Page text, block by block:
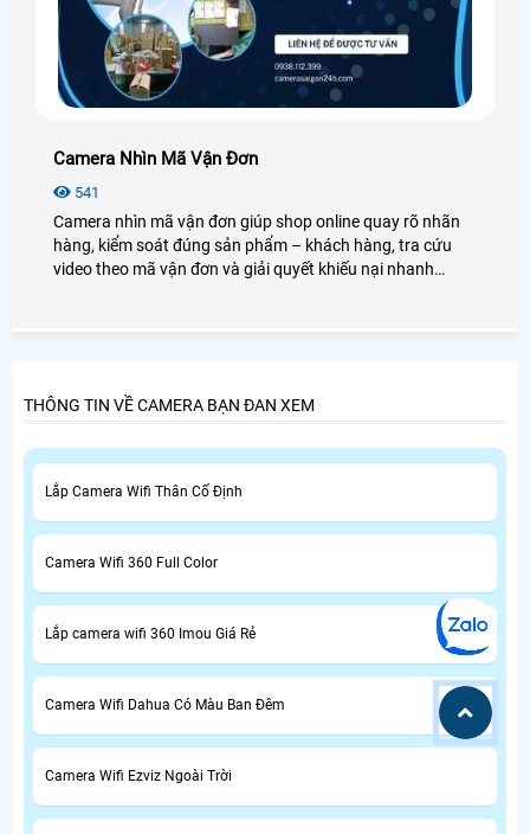
Camera Nhìn Mã Vận Đơn
541
Camera nhìn mã vận đơn giúp shop online quay rõ nhãn
hàng, kiểm soát đúng sản phẩm – khách hàng, tra cứu
video theo mã vận đơn và giải quyết khiếu nại nhanh
THÔNG TIN VỀ CAMERA BẠN ĐAN XEM
Lắp Camera Wifi Thân Cố Định
Camera Wifi 360 Full Color
Lắp camera wifi 360 Imou Giá Rẻ
Camera Wifi Dahua Có Màu Ban Đêm
Camera Wifi Ezviz Ngoài Trời